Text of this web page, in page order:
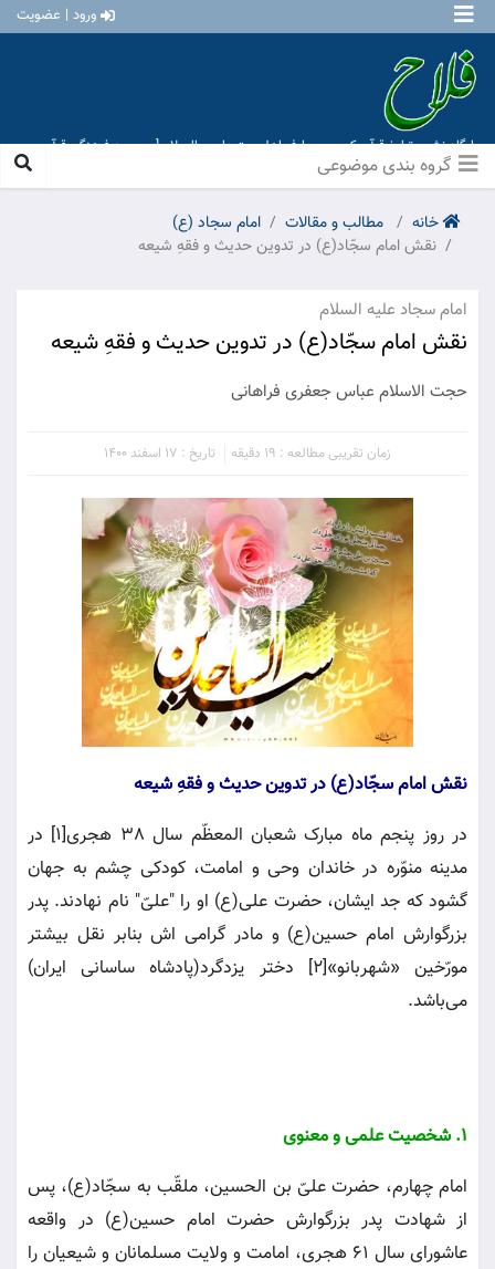
ورود | عضویت
پایگاه نشر و تبلیغ قرآن کریم و معارف اهل بیت علیهم السلام [ موسسه فرهنگی قرآن و
عترت منهاج عشق آباد ]
خانه مطالب و مقالات
امام سجاد (ع)
نقش امام سجّاد(ع) در تدوین حدیث و فقهِ شیعه
امام سجاد علیه السلام
نقش امام سجّاد(ع) در تدوین حدیث و فقهِ شیعه
حجت الاسلام عباس جعفری فراهانی
زمان تقریبی مطالعه : 19 دقیقه تاریخ : 17 اسفند 1400
نقش امام سجّاد(ع) در تدوین حدیث و فقهِ شیعه
در روز پنجم ماه مبارک شعبان المعظّم سال 38 هجری[1] در
مدینه منوّره در خاندان وحی و امامت، کودکی چشم به جهان
گشود که جد ایشان، حضرت علی(ع) او را "علیّ" نام نهادند. پدر
بزرگوارش امام حسین(ع) و مادر گرامی اش بنابر نقل بیشتر
مورّخین «شهربانو»[2] دختر یزدگرد(پادشاه ساسانی ایران)
می‌باشد.
1. شخصیت علمی و معنوی
امام چهارم، حضرت علیّ بن الحسین، ملقّب به سجّاد(ع)، پس
از شهادت پدر بزرگوارش حضرت امام حسین(ع) در واقعه
عاشورای سال 61 هجری، امامت و ولایت مسلمانان و شیعیان را